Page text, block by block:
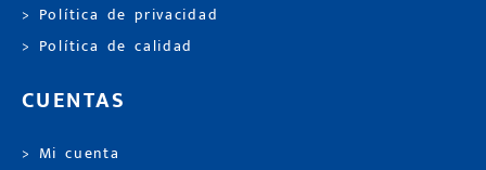
> Política de privacidad
> Política de calidad
CUENTAS
> Mi cuenta